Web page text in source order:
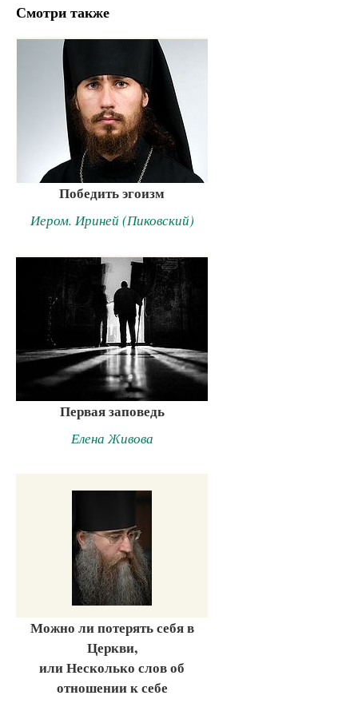
Смотри также
Победить эгоизм
Иером. Ириней (Пиковский)
Первая заповедь
Елена Живова
Можно ли потерять себя в
Церкви,
или Несколько слов об
отношении к себе